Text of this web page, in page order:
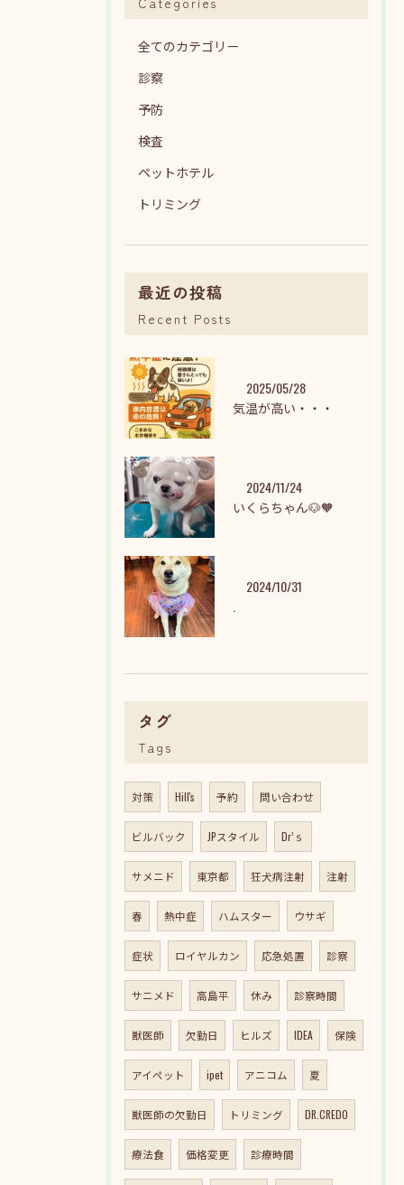
全てのカテゴリー
診察
予防
検査
ペットホテル
トリミング
最近の投稿
Recent Posts
2025/05/28
気温が高い・・・
2024/11/24
いくらちゃん🐶🧡
2024/10/31
タグ
Tags
対策 Hill's 予約 問い合わせ
ビルバック JPスタイル Dr’ｓ
サメニド 東京都 狂犬病注射 注射
春 熱中症 ハムスター ウサギ
症状 ロイヤルカン 応急処置 診察
サニメド 高島平 休み 診察時間
獣医師 欠勤日 ヒルズ IDEA 保険
アイペット ipet アニコム 夏
獣医師の欠勤日 トリミング DR.CREDO
療法食 価格変更 診療時間